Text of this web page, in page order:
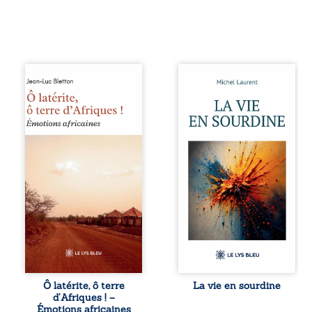
Ô latérite, ô terre
d’Afriques ! est un
poétique et
authentique aux
paysages, aux
émotions brutes
d’un continent en
entre traditions et
modernité. Des
souvenirs intimes
– la pluie à
Namoungou, le
baobab de
Zagtouli – aux
portraits
marquants –
Thomas Sankara,
Ô latérite, ô terre
d’Afriques ! –
Émotions africaines
Nina et Pierre se
très jeunes,
presque par
hasard, et se sont
aimés simplement,
persuadés que la
présence de
l’autre suffirait. Ils
mènent une
existence
modeste, rythmée
par le travail, la
fatigue et les
de la mère de
vivent, fragilise un
équilibre déjà
La vie en sourdine